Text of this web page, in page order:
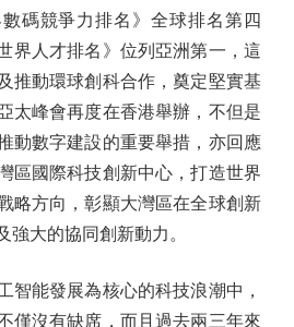
碼競爭力排名》全球排名第四
界人才排名》位列亞洲第一，這
推動環球創科合作，奠定堅實基
太峰會再度在香港舉辦，不但是
動數字建設的重要舉措，亦回應
區國際科技創新中心，打造世界
略方向，彰顯大灣區在全球創新
強大的協同創新動力。
能發展為核心的科技浪潮中，
僅沒有缺席，而且過去兩三年來